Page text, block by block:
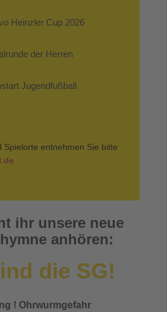
Heinzler Cup 2026
der Herren
Jugendfußball
Spielorte entnehmen Sie bitte
ihr unsere neue
anhören:
die SG!
! Ohrwurmgefahr